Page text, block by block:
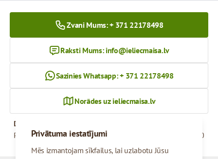
Privātuma iestatījumi
Mēs izmantojam sīkfailus, lai uzlabotu Jūsu
Zvani Mums: + 371 22178498
Raksti Mums: info@ieliecmaisa.lv
Sazinies Whatsapp: + 371 22178498
Norādes uz ieliecmaisa.lv
Darba Laiks
Pirmdiena - Piektdiena
09:00 - 17:00